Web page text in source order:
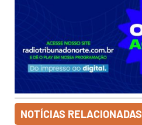
NOTÍCIAS RELACIONADAS